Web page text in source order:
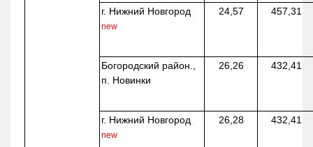
г. Нижний Новгород
new
24,57 457,31
Богородский район.,
п. Новинки
26,26 432,41
г. Нижний Новгород
new
26,28 432,41